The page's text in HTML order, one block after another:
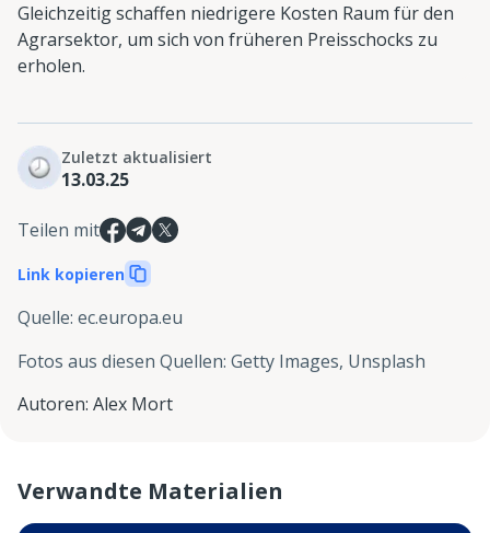
Gleichzeitig schaffen niedrigere Kosten Raum für den
Agrarsektor, um sich von früheren Preisschocks zu
erholen.
Zuletzt aktualisiert
13.03.25
Teilen mit
Link kopieren
Quelle: ec.europa.eu
Fotos aus diesen Quellen: Getty Images, Unsplash
Autoren: Alex Mort
Verwandte Materialien